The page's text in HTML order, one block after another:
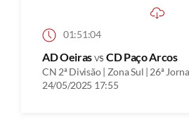
01:51:04
AD Oeirasvs CD Paço Arcos
CN 2ª Divisão | Zona Sul | 26ª
24/05/2025 17:55